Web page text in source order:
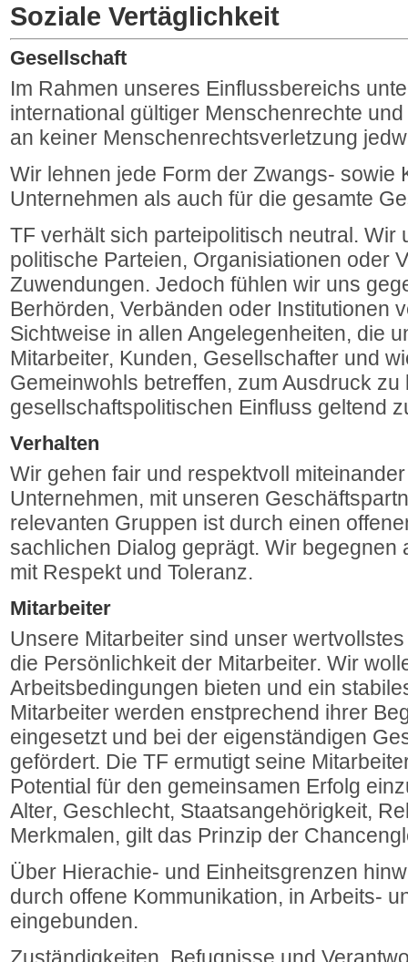
Soziale Vertäglichkeit
Gesellschaft
Im Rahmen unseres Einflussbereichs
international gültiger Menschenrechte
an keiner Menschenrechtsverletzung
Wir lehnen jede Form der Zwangs- sowie
Unternehmen als auch für die gesamte
TF verhält sich parteipolitisch neutral. Wir
politische Parteien, Organisiationen oder
Zuwendungen. Jedoch fühlen wir uns
Berhörden, Verbänden oder Institutionen
Sichtweise in allen Angelegenheiten, die
Mitarbeiter, Kunden, Gesellschafter und
Gemeinwohls betreffen, zum Ausdruck
gesellschaftspolitischen Einfluss geltend
Verhalten
Wir gehen fair und respektvoll
Unternehmen, mit unseren
relevanten Gruppen ist durch einen
sachlichen Dialog geprägt. Wir begegnen
mit Respekt und Toleranz.
Mitarbeiter
Unsere Mitarbeiter sind unser
die Persönlichkeit der Mitarbeiter. Wir
Arbeitsbedingungen bieten und ein
Mitarbeiter werden enstprechend ihrer
eingesetzt und bei der eigenständigen
gefördert. Die TF ermutigt seine
Potential für den gemeinsamen Erfolg
Alter, Geschlecht, Staatsangehörigkeit,
Merkmalen, gilt das Prinzip der
Über Hierachie- und Einheitsgrenzen
durch offene Kommunikation, in Arbeits-
eingebunden.